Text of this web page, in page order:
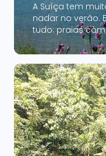
A Suíça tem
nadar no verão.
tudo: praias
tranquilas ao pé
turquesa
são muito
outros menos
Lago de...